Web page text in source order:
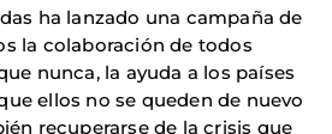
ha lanzado una campaña de
la colaboración de todos
nunca, la ayuda a los países
ellos no se queden de nuevo
recuperarse de la crisis que